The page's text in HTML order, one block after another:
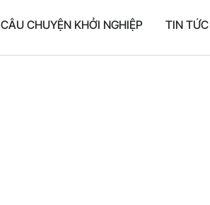
CÂU CHUYỆN KHỞI NGHIỆP TIN TỨC